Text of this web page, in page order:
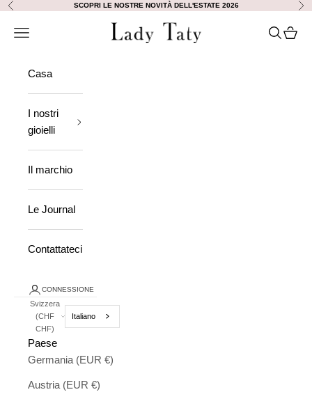
Vai al contenuto
Precedente SCOPRI LE NOSTRE NOVITÀ DELL'ESTATE 2026
Lady Taty
Aprire la navigazione Ricerca
Casa
I nostri
gioielli
Il marchio
Le Journal
Contattateci
CONNESSIONE
Svizzera
(CHF
CHF)
Italiano
Paese
Germania (EUR €)
Austria (EUR €)